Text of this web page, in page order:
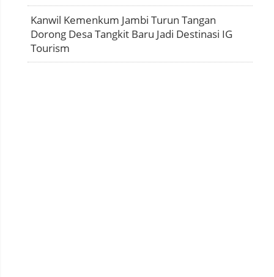
Kanwil Kemenkum Jambi Turun Tangan
Dorong Desa Tangkit Baru Jadi Destinasi IG
Tourism